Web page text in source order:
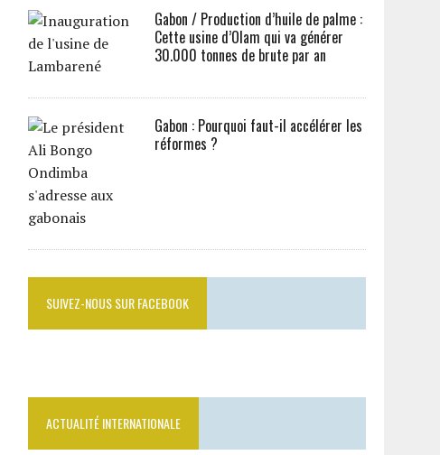
Gabon / Production d’huile de palme :
Cette usine d’Olam qui va générer
30.000 tonnes de brute par an
Gabon : Pourquoi faut-il accélérer les
réformes ?
SUIVEZ-NOUS SUR FACEBOOK
ACTUALITÉ INTERNATIONALE